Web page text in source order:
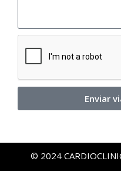
Enviar
© 2024